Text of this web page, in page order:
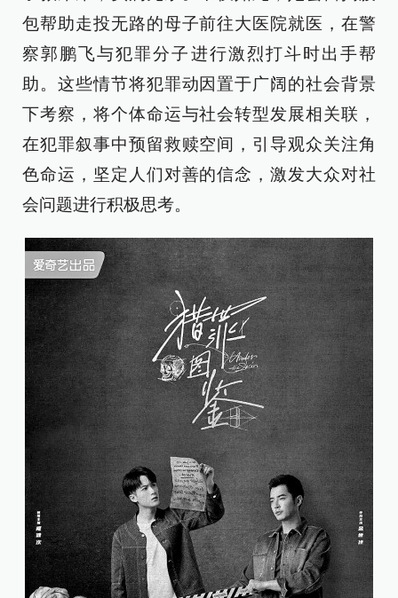
包帮助走投无路的母子前往大医院就医，在警
察郭鹏飞与犯罪分子进行激烈打斗时出手帮
助。这些情节将犯罪动因置于广阔的社会背景
下考察，将个体命运与社会转型发展相关联，
在犯罪叙事中预留救赎空间，引导观众关注角
色命运，坚定人们对善的信念，激发大众对社
会问题进行积极思考。